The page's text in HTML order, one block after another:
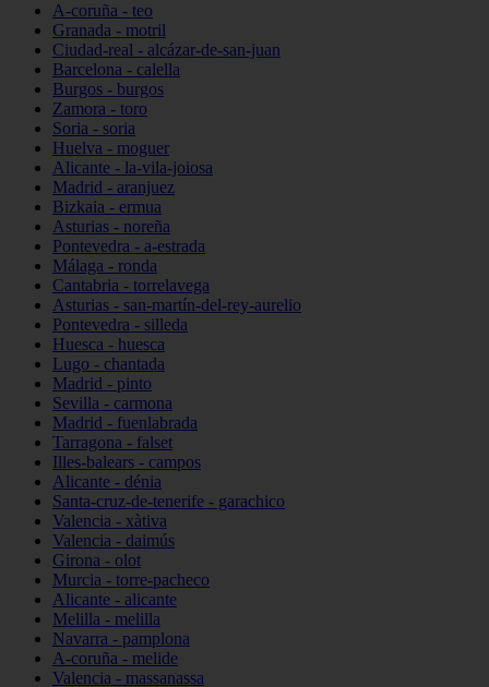
A-coruña - teo
Granada - motril
Ciudad-real - alcázar-de-san-juan
Barcelona - calella
Burgos - burgos
Zamora - toro
Soria - soria
Huelva - moguer
Alicante - la-vila-joiosa
Madrid - aranjuez
Bizkaia - ermua
Asturias - noreña
Pontevedra - a-estrada
Málaga - ronda
Cantabria - torrelavega
Asturias - san-martín-del-rey-aurelio
Pontevedra - silleda
Huesca - huesca
Lugo - chantada
Madrid - pinto
Sevilla - carmona
Madrid - fuenlabrada
Tarragona - falset
Illes-balears - campos
Alicante - dénia
Santa-cruz-de-tenerife - garachico
Valencia - xàtiva
Valencia - daimús
Girona - olot
Murcia - torre-pacheco
Alicante - alicante
Melilla - melilla
Navarra - pamplona
A-coruña - melide
Valencia - massanassa